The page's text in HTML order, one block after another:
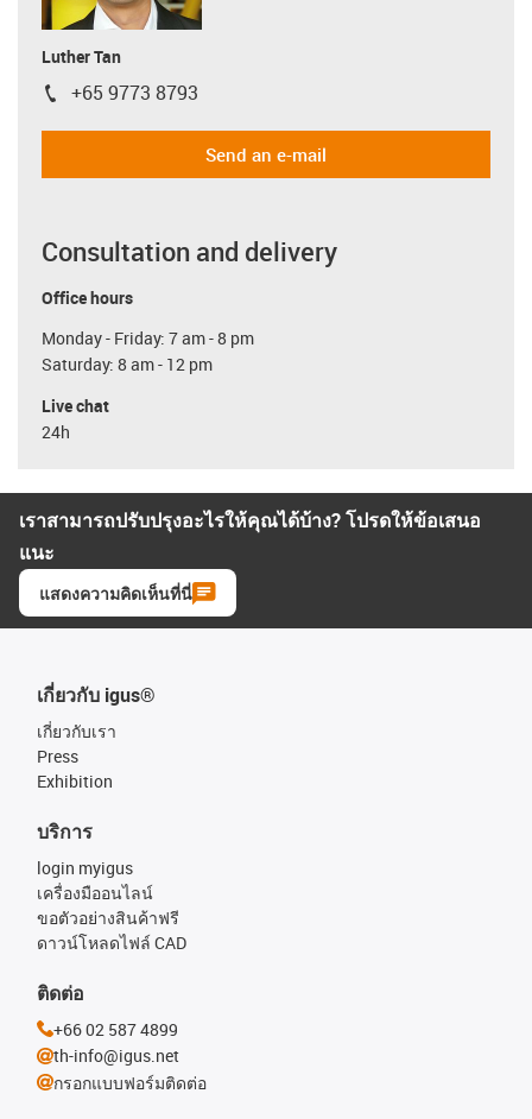
Luther Tan
igus-icon-phone
+65 9773 8793
Send an e-mail
Consultation and delivery
Office hours
Monday - Friday: 7 am - 8 pm
Saturday: 8 am - 12 pm
Live chat
24h
เราสามารถปรับปรุงอะไรให้คุณได้บ้าง? โปรดให้ข้อเสนอ
แนะ
แสดงความคิดเห็นที่นี่
เกี่ยวกับ igus®
เกี่ยวกับเรา
Press
Exhibition
บริการ
login myigus
เครื่องมืออนไลน์
ขอตัวอย่างสินค้าฟรี
ดาวน์โหลดไฟล์ CAD
ติดต่อ
+66 02 587 4899
th-info@igus.net
กรอกแบบฟอร์มติดต่อ